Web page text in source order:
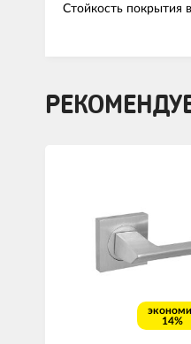
Стойкость покрытия
14%